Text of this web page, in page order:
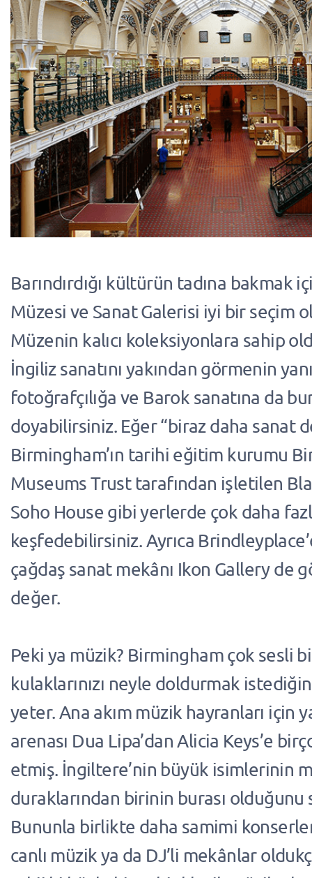
Barındırdığı kültürün tadına bakmak
Müzesi ve Sanat Galerisi iyi bir seçim
Müzenin kalıcı koleksiyonlara sahip
İngiliz sanatını yakından görmenin
fotoğrafçılığa ve Barok sanatına da
doyabilirsiniz. Eğer “biraz daha sanat
Birmingham’ın tarihi eğitim kurumu
Museums Trust tarafından işletilen
Soho House gibi yerlerde çok daha
keşfedebilirsiniz. Ayrıca
çağdaş sanat mekânı Ikon Gallery de
değer.
Peki ya müzik? Birmingham çok sesli
kulaklarınızı neyle doldurmak
yeter. Ana akım müzik hayranları için
arenası Dua Lipa’dan Alicia Keys’e
etmiş. İngiltere’nin büyük isimlerinin
duraklarından birinin burası
Bununla birlikte daha samimi
canlı müzik ya da DJ’li mekânlar